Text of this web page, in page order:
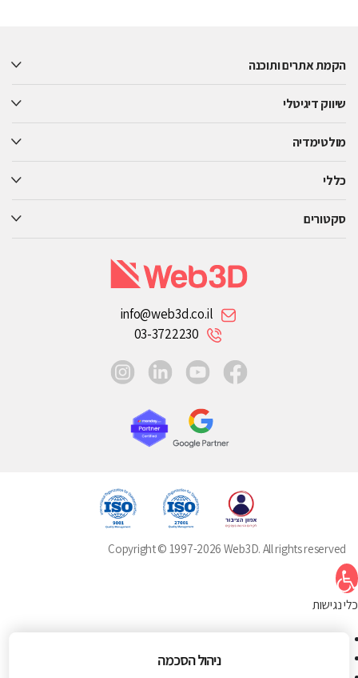
field
הקמת אתרים ותוכנה
שיווק דיגיטלי
מולטימדיה
כללי
סקטורים
info@web3d.co.il
03-3722230
facebook
youtube
linkedin
Copyright © 1997-2026 Web3D. All rights reserved
פתח סרגל נגישות
כלי נגישות
ניהול הסכמה